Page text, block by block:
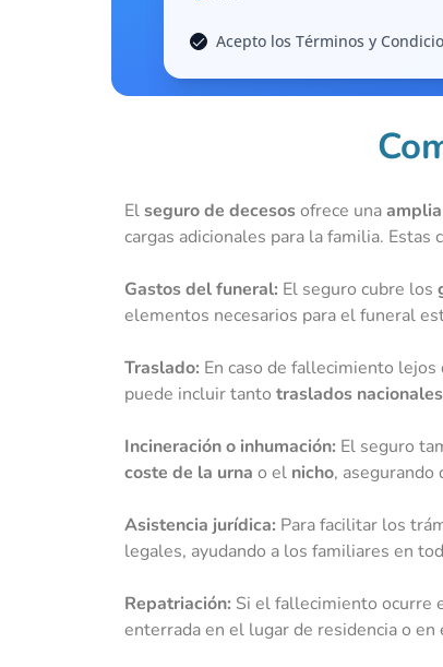
Acepto los Términos y
Elseguro de decesosofrece una
cargas adicionales para la familia. Estas
Gastos del funeral: El seguro cubre los
elementos necesarios para el funeral
Traslado: En caso de fallecimiento
puede incluir tanto traslados
Incineración o inhumación: El seguro
coste de la urna o el nicho,
Asistencia jurídica: Para facilitar los
legales, ayudando a los familiares en
Repatriación: Si el fallecimiento ocurre
enterrada en el lugar de residencia o